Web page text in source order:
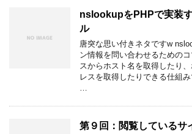
nslookupをPHPで実装
ル
唐突な思い付きネタですw
ン情報を問い合わせるための
スからホスト名を取得したり
レスを取得したりできる仕組
…
第９回：閲覧しているサ